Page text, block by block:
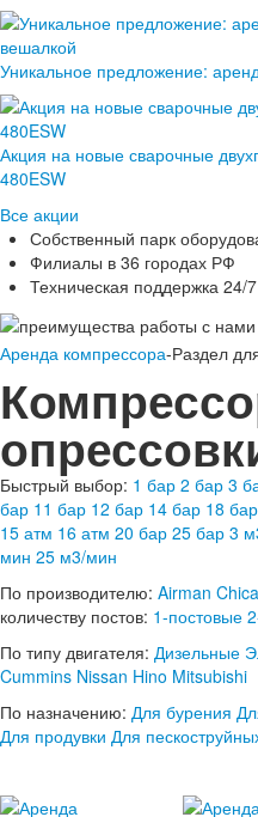
Уникальное предложение:
Акция на новые сварочные
480ESW
Все акции
Собственный парк
Филиалы в 36 городах РФ
Техническая поддержка 24/7
Аренда компрессора-Раздел
Быстрый выбор: 1 бар 2 бар 3
бар 11 бар 12 бар 14 бар 18 бар
15 атм 16 атм 20 бар 25 бар 3
мин 25 м3/мин
По производителю: Airman
количеству постов: 1-постовые
По типу двигателя: Дизельные
Cummins Nissan Hino Mitsubishi
По назначению: Для бурения
Для продувки Для